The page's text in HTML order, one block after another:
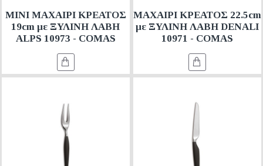
ΜΙΝΙ ΜΑΧΑΙΡΙ ΚΡΕΑΤΟΣ
19cm με ΞΥΛΙΝΗ ΛΑΒΗ
ALPS 10973 - COMAS
ΜΑΧΑΙΡΙ ΚΡΕΑΤΟΣ 22.5cm
με ΞΥΛΙΝΗ ΛΑΒΗ DENALI
10971 - COMAS